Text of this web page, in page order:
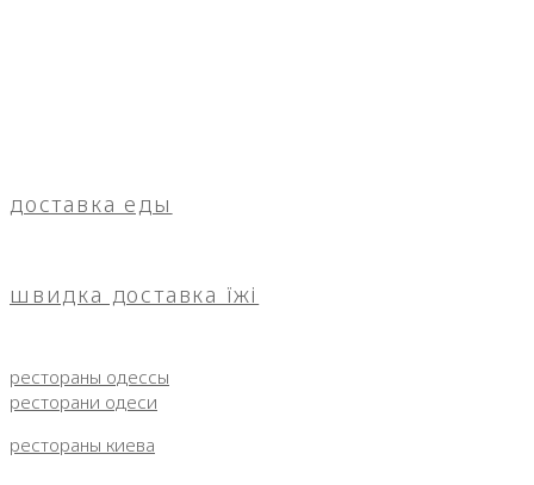
доставка еды
швидка доставка їжі
рестораны одессы
ресторани одеси
рестораны киева